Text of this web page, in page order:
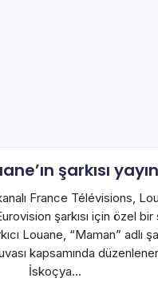
şarkısı
France Télévisions,
şarkısı için özel bir
Louane, “Maman” adlı
kapsamında
İskoçya…